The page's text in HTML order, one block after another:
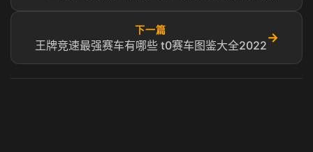
下一篇
王牌竞速最强赛车有哪些 t0赛车图鉴大全2022
→